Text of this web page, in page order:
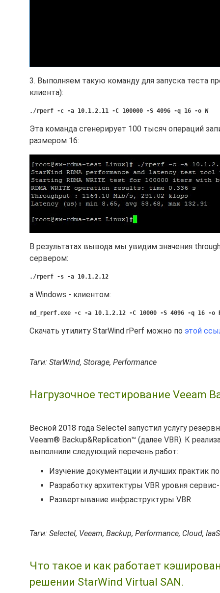
3. Выполняем такую команду для запуска теста
клиента):
./rperf -c -a 10.1.2.11 -C 100000 -S 4096 -q 16 -o W
Эта команда сгенерирует 100 тысяч операций
размером 16:
В результатах вывода мы увидим значения
сервером:
./rperf -s -a 10.1.2.12
а Windows - клиентом:
nd_rperf.exe -c -a 10.1.2.12 -C 10000 -S 4096 -q 16 -o
Скачать утилиту StarWind rPerf можно по этой
Таги: StarWind, Storage, Performance
Нагрузочное тестирование Veeam
Весной 2018 года Selectel запустил услугу
Veeam® Backup&Replication™ (далее VBR). К
выполнили следующий перечень работ:
Изучение документации и лучших практик
Разработку архитектуры VBR уровня
Развертывание инфраструктуры VBR
Таги: Selectel, Veeam, Backup, Performance, Cloud, IaaS
Что такое и как работает
решении StarWind Virtual SAN.